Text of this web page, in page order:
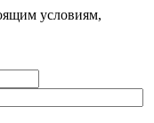
условиям,